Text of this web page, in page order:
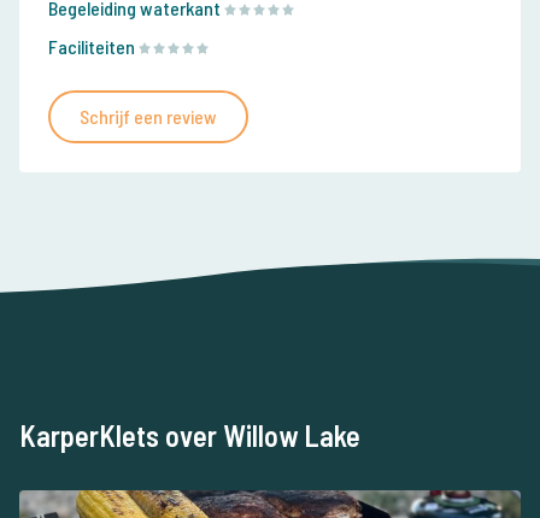
Begeleiding waterkant
Faciliteiten
Schrijf een review
KarperKlets over Willow Lake